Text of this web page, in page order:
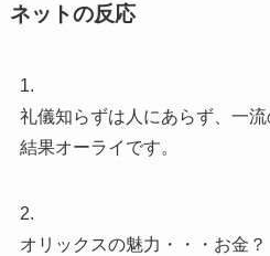
ネットの反応
1.
礼儀知らずは人にあらず、一流
結果オーライです。
2.
オリックスの魅力・・・お金？